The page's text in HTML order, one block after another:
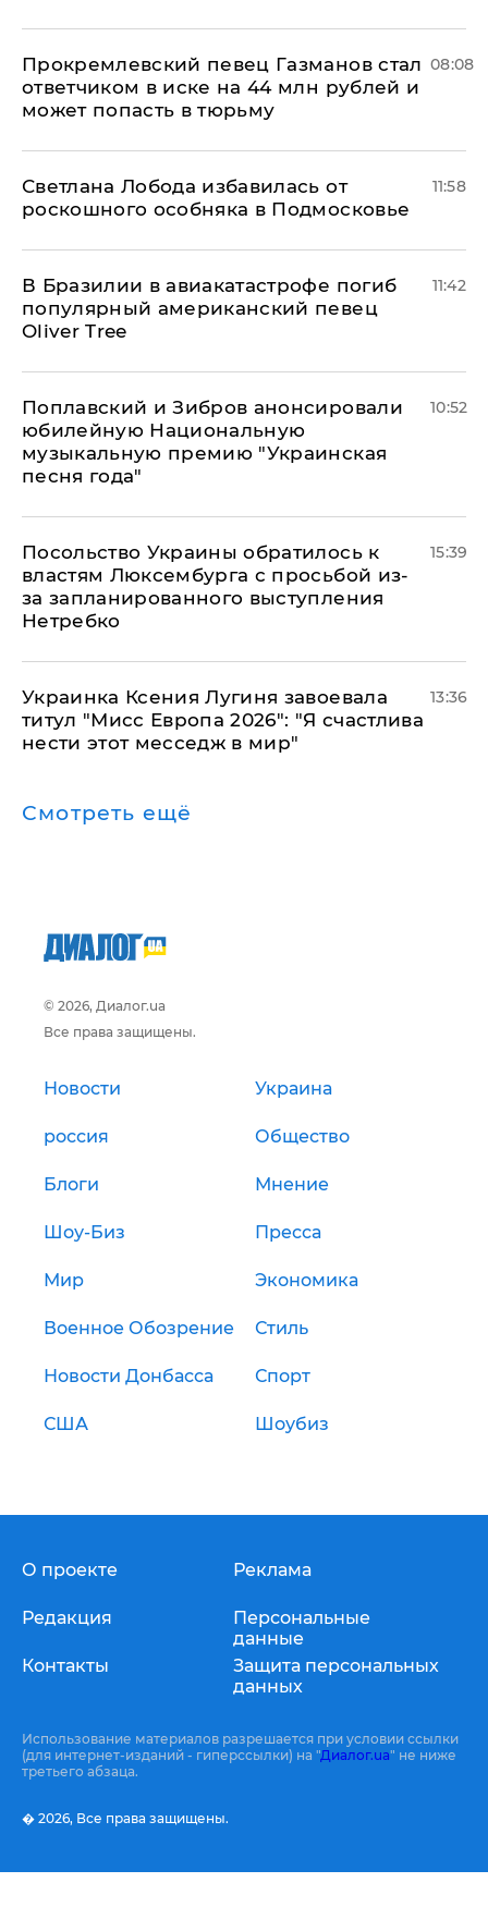
Прокремлевский певец Газманов стал
ответчиком в иске на 44 млн рублей и
может попасть в тюрьму
08:08
Светлана Лобода избавилась от
роскошного особняка в Подмосковье
11:58
В Бразилии в авиакатастрофе погиб
популярный американский певец
Oliver Tree
11:42
Поплавский и Зибров анонсировали
юбилейную Национальную
музыкальную премию "Украинская
песня года"
10:52
Посольство Украины обратилось к
властям Люксембурга с просьбой из-
за запланированного выступления
Нетребко
15:39
Украинка Ксения Лугиня завоевала
титул "Мисс Европа 2026": "Я счастлива
нести этот месседж в мир"
13:36
Смотреть ещё
© 2026, Диалог.ua
Все права защищены.
Новости Украина
россия Общество
Блоги Мнение
Шоу-Биз Пресса
Мир Экономика
Военное Обозрение Стиль
Новости Донбасса Спорт
США Шоубиз
О проекте
Редакция
Контакты
Реклама
Персональные
данные
Защита персональных
данных
Использование материалов разрешается при условии ссылки
(для интернет-изданий - гиперссылки) на "Диалог.ua" не ниже
третьего абзаца.
� 2026, Все права защищены.